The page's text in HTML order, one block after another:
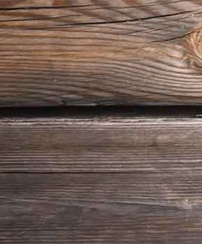
IMG-20190721-WA0006